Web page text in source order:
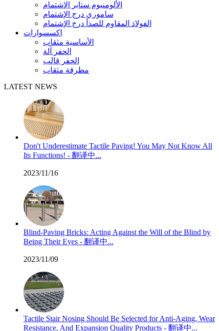
الألومنيوم ستاير الإشتمام
ساموري درج الإشتمام
الفولاذ المقاوم للصدأ درج الإشتمام
اكسسوارات
الأساسية مثقاب
الحفر آلة
الحفر قالب
مطرقة مثقاب
LATEST NEWS
Don't Underestimate Tactile Paving! You May Not Know All
Its Functions! - 翻译中...
2023/11/16
Blind-Paving Bricks: Acting Against the Will of the Blind by
Being Their Eyes - 翻译中...
2023/11/09
Tactile Stair Nosing Should Be Selected for Anti-Aging, Wear
Resistance, And Expansion Quality Products - 翻译中...